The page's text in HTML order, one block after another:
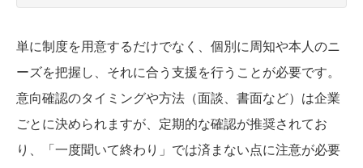
単に制度を用意するだけでなく、個別に周知や本人のニ
ーズを把握し、それに合う支援を行うことが必要です。
意向確認のタイミングや方法（面談、書面など）は企業
ごとに決められますが、定期的な確認が推奨されてお
り、「一度聞いて終わり」では済まない点に注意が必要